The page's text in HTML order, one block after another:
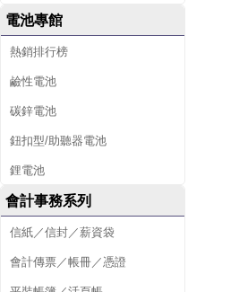
電池專館
熱銷排行榜
鹼性電池
碳鋅電池
鈕扣型/助聽器電池
鋰電池
會計事務系列
信紙／信封／薪資袋
會計傳票／帳冊／憑證